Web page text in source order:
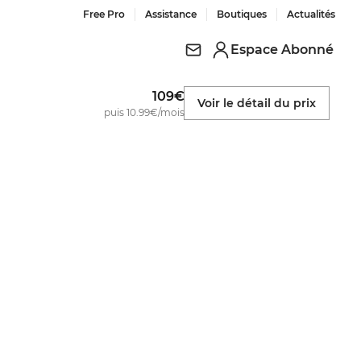
Free Pro Assistance Boutiques Actualités
Espace Abonné
109€
puis 10.99€/mois
Voir le détail du prix